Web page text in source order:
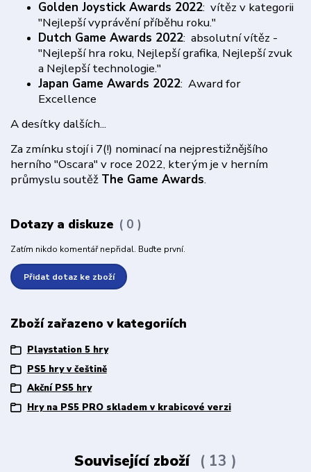
Golden Joystick Awards 2022: vítěz v kategorii
"Nejlepší vyprávění příběhu roku."
Dutch Game Awards 2022: absolutní vítěz -
"Nejlepší hra roku, Nejlepší grafika, Nejlepší zvuk
a Nejlepší technologie."
Japan Game Awards 2022: Award for
Excellence
A desítky dalších...
Za zmínku stojí i 7(!) nominací na nejprestižnějšího
herního "Oscara" v roce 2022, kterým je v herním
průmyslu soutěž The Game Awards.
Dotazy a diskuze 0
Zatím nikdo komentář nepřidal. Buďte první.
Přidat dotaz ke zboží
Zboží zařazeno v kategoriích
Playstation 5 hry
PS5 hry v češtině
Akční PS5 hry
Hry na PS5 PRO skladem v krabicové verzi
Související zboží 13